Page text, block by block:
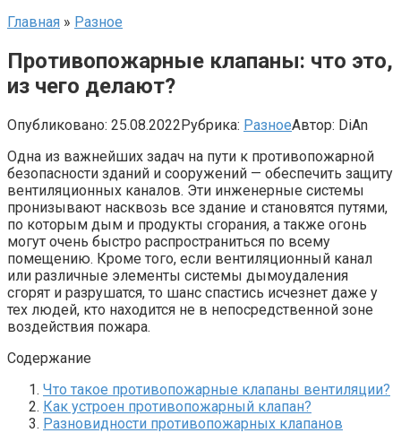
Главная » Разное
Противопожарные клапаны: что это,
из чего делают?
Опубликовано: 25.08.2022Рубрика: РазноеАвтор: DiAn
Одна из важнейших задач на пути к противопожарной
безопасности зданий и сооружений — обеспечить защиту
вентиляционных каналов. Эти инженерные системы
пронизывают насквозь все здание и становятся путями,
по которым дым и продукты сгорания, а также огонь
могут очень быстро распространиться по всему
помещению. Кроме того, если вентиляционный канал
или различные элементы системы дымоудаления
сгорят и разрушатся, то шанс спастись исчезнет даже у
тех людей, кто находится не в непосредственной зоне
воздействия пожара.
Содержание
Что такое противопожарные клапаны вентиляции?
Как устроен противопожарный клапан?
Разновидности противопожарных клапанов